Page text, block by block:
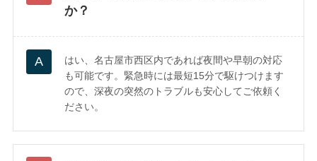
か？
はい、名古屋市西区内であれば夜間や早朝の対応
も可能です。緊急時には最短15分で駆けつけます
ので、深夜の突然のトラブルも安心してご依頼く
ださい。